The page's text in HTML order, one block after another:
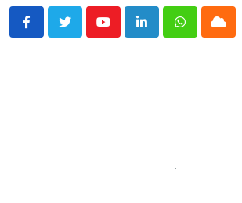
YoutubeLinkedInWhatsappCloud